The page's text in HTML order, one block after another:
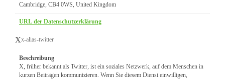
Cambridge, CB4 0WS, United Kingdom
URL der Datenschutzerklärung
Xx-alias-twitter
Beschreibung
X, früher bekannt als Twitter, ist ein soziales Netzwerk, auf dem Menschen in
kurzen Beiträgen kommunizieren. Wenn Sie diesem Dienst einwilligen,